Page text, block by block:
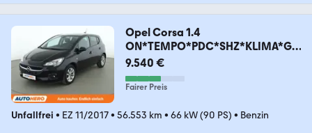
Opel Corsa 1.4
ON*TEMPO*PDC*SHZ*KLIMA*GA
RANTIE*
9.540 €
Fairer Preis
Unfallfrei • EZ 11/2017• 56.553 km • 66 kW (90 PS) • Benzin